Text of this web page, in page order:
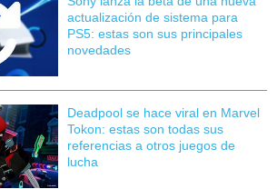
actualización de sistema para
PS5: estas son sus principales
novedades
Deadpool se hace viral en Marvel
Tokon: estas son todas sus
referencias a otros juegos de
lucha